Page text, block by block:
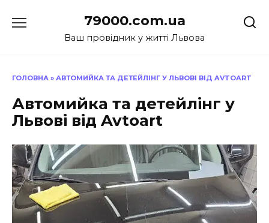
до
79000.com.ua
Ваш провідник у житті Львова
ГОЛОВНА » АВТОМИЙКА ТА ДЕТЕЙЛІНГ У ЛЬВОВІ ВІД AVTOART
Автомийка та детейлінг у
Львові від Avtoart